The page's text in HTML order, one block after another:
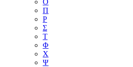
Ο
Π
Ρ
Σ
Τ
Φ
Χ
Ψ